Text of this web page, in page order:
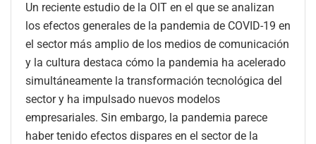
Un reciente estudio de la OIT en el que se analizan
los efectos generales de la pandemia de COVID-19 en
el sector más amplio de los medios de comunicación
y la cultura destaca cómo la pandemia ha acelerado
simultáneamente la transformación tecnológica del
sector y ha impulsado nuevos modelos
empresariales. Sin embargo, la pandemia parece
haber tenido efectos dispares en el sector de la